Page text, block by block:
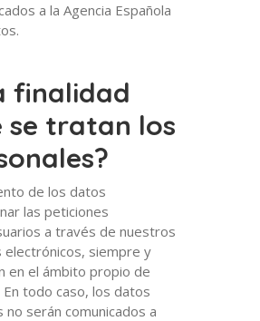
a la Agencia Española
finalidad
se tratan los
de los datos
las peticiones
a través de nuestros
siempre y
en el ámbito propio de
todo caso, los datos
serán comunicados a